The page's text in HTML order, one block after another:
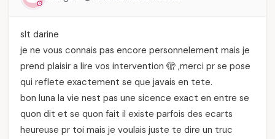
slt darine
je ne vous connais pas encore personnelement mais je
prend plaisir a lire vos intervention 🫣 ,merci pr se pose
qui reflete exactement se que javais en tete.
bon luna la vie nest pas une sicence exact en entre se
quon dit et se quon fait il existe parfois des ecarts
heureuse pr toi mais je voulais juste te dire un truc